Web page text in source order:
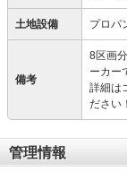
土地設備 プロパ
備考
8区画
ーカー
詳細は
ださい！
管理情報